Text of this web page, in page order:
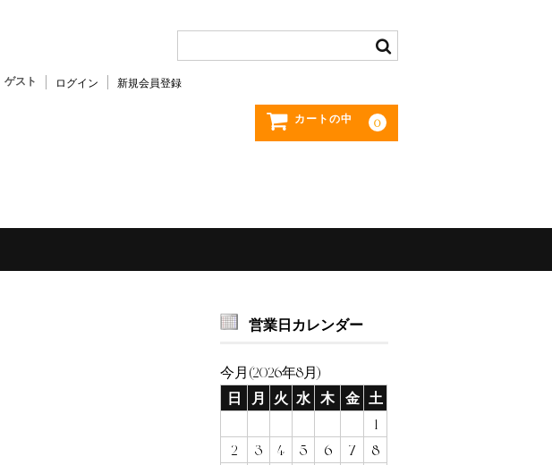
ゲスト ログイン 新規会員登録
カートの中 0
営業日カレンダー
今月(2026年8月)
日
月 火 水 木 金 土
1
2
3 4 5 6 7
8